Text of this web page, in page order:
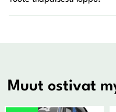
Muut ostivat